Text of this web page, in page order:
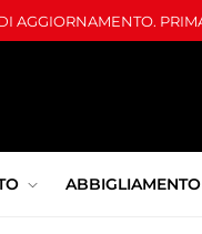
AGGIORNAMENTO.